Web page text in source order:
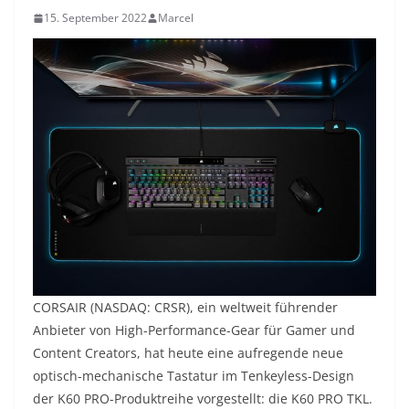
15. September 2022 Marcel
CORSAIR (NASDAQ: CRSR), ein weltweit führender
Anbieter von High-Performance-Gear für Gamer und
Content Creators, hat heute eine aufregende neue
optisch-mechanische Tastatur im Tenkeyless-Design
der K60 PRO-Produktreihe vorgestellt: die K60 PRO TKL.